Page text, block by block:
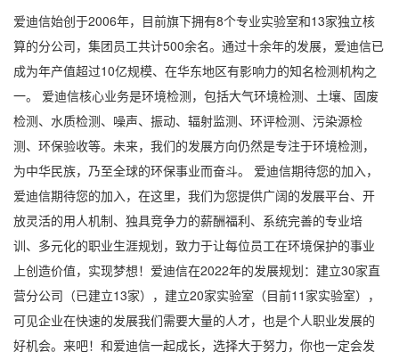
爱迪信始创于2006年，目前旗下拥有8个专业实验室和13家独立核
算的分公司，集团员工共计500余名。通过十余年的发展，爱迪信已
成为年产值超过10亿规模、在华东地区有影响力的知名检测机构之
一。 爱迪信核心业务是环境检测，包括大气环境检测、土壤、固废
检测、水质检测、噪声、振动、辐射监测、环评检测、污染源检
测、环保验收等。未来，我们的发展方向仍然是专注于环境检测，
为中华民族，乃至全球的环保事业而奋斗。 爱迪信期待您的加入，
爱迪信期待您的加入，在这里，我们为您提供广阔的发展平台、开
放灵活的用人机制、独具竞争力的薪酬福利、系统完善的专业培
训、多元化的职业生涯规划，致力于让每位员工在环境保护的事业
上创造价值，实现梦想！爱迪信在2022年的发展规划：建立30家直
营分公司（已建立13家），建立20家实验室（目前11家实验室），
可见企业在快速的发展我们需要大量的人才，也是个人职业发展的
好机会。来吧！和爱迪信一起成长，选择大于努力，你也一定会发